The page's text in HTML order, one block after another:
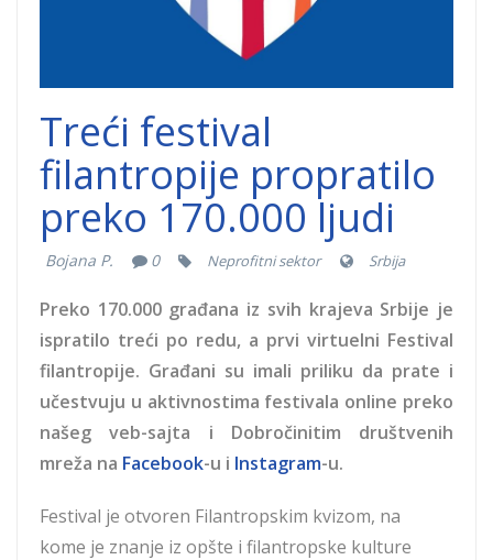
Treći festival
filantropije propratilo
preko 170.000 ljudi
Bojana P. 0 Neprofitni sektor Srbija
Preko 170.000 građana iz svih krajeva Srbije je
ispratilo treći po redu, a prvi virtuelni Festival
filantropije. Građani su imali priliku da prate i
učestvuju u aktivnostima festivala online preko
našeg veb-sajta i Dobročinitim društvenih
mreža na Facebook-u i Instagram-u.
Festival je otvoren Filantropskim kvizom, na
kome je znanje iz opšte i filantropske kulture